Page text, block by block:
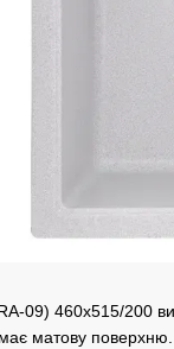
09) 460х515/200
матову поверхню.